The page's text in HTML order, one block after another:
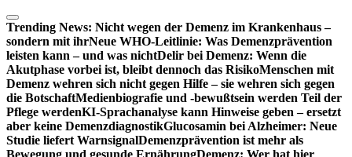
Zum
Inhalt
springen
Trending News: Nicht wegen der Demenz im Krankenhaus –
sondern mit ihrNeue WHO-Leitlinie: Was Demenzprävention
leisten kann – und was nichtDelir bei Demenz: Wenn die
Akutphase vorbei ist, bleibt dennoch das RisikoMenschen mit
Demenz wehren sich nicht gegen Hilfe – sie wehren sich gegen
die BotschaftMedienbiografie und -bewußtsein werden Teil der
Pflege werdenKI-Sprachanalyse kann Hinweise geben – ersetzt
aber keine DemenzdiagnostikGlucosamin bei Alzheimer: Neue
Studie liefert WarnsignalDemenzprävention ist mehr als
Bewegung und gesunde ErnährungDemenz: Wer hat hier